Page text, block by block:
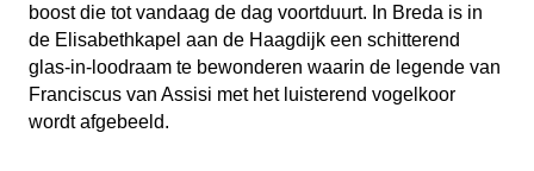
boost die tot vandaag de dag voortduurt. In Breda is in
de Elisabethkapel aan de Haagdijk een schitterend
glas-in-loodraam te bewonderen waarin de legende van
Franciscus van Assisi met het luisterend vogelkoor
wordt afgebeeld.